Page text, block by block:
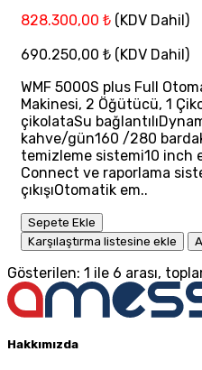
828.300,00 ₺ (KDV Dahil)
690.250,00 ₺ (KDV Dahil)
WMF 5000S plus Full
Makinesi, 2 Öğütücü, 1
çikolataSu
kahve/gün160 /280
temizleme sistemi10 inch
Connect ve raporlama
çıkışıOtomatik em..
Sepete Ekle
Karşılaştırma listesine ekle
Gösterilen: 1 ile 6 arası,
Hakkımızda